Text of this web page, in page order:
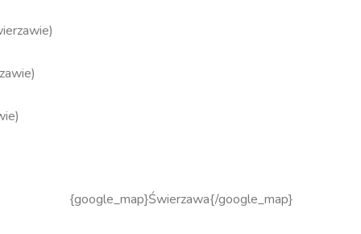
{google_map}Świerzawa{/google_map}